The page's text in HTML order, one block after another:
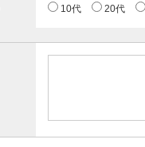
10代 20代